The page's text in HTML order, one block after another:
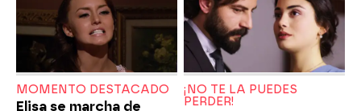
MOMENTO DESTACADO
Elisa se marcha de
¡NO TE LA PUEDES
PERDER!